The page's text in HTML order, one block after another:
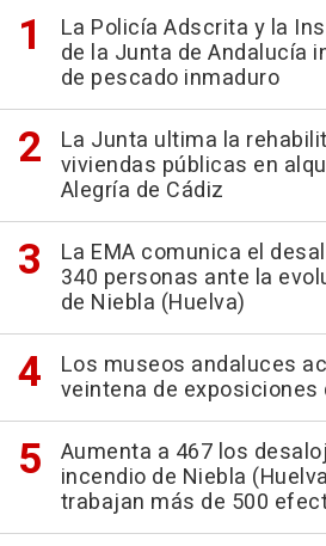
La Policía Adscrita y la
de la Junta de Andalucía
de pescado inmaduro
La Junta ultima la
viviendas públicas en
Alegría de Cádiz
La EMA comunica el
340 personas ante la
de Niebla (Huelva)
Los museos andaluces
veintena de exposiciones
Aumenta a 467 los
incendio de Niebla
trabajan más de 500